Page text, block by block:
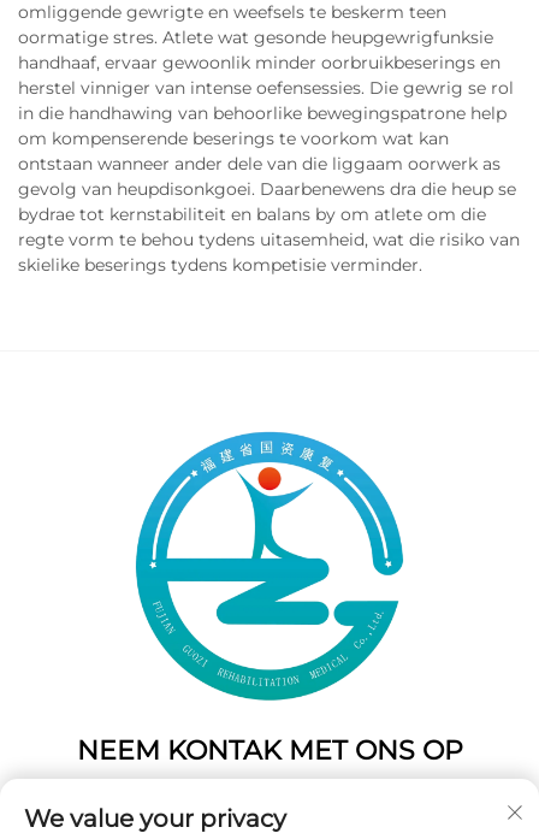
omliggende gewrigte en weefsels te beskerm teen
oormatige stres. Atlete wat gesonde heupgewrigfunksie
handhaaf, ervaar gewoonlik minder oorbruikbeserings en
herstel vinniger van intense oefensessies. Die gewrig se rol
in die handhawing van behoorlike bewegingspatrone help
om kompenserende beserings te voorkom wat kan
ontstaan wanneer ander dele van die liggaam oorwerk as
gevolg van heupdisonkgoei. Daarbenewens dra die heup se
bydrae tot kernstabiliteit en balans by om atlete om die
regte vorm te behou tydens uitasemheid, wat die risiko van
skielike beserings tydens kompetisie verminder.
NEEM KONTAK MET ONS OP
Fuzhou,Fujian,China
We value your privacy